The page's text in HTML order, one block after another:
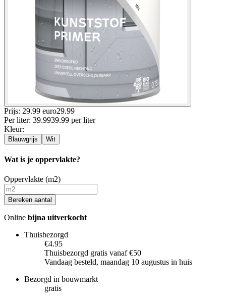
Prijs: 29.99 euro29.99
Per liter: 39.9939.99 per liter
Kleur:
Blauwgrijs Wit
Wat is je oppervlakte?
Oppervlakte (m2)
Bereken aantal
Online bijna uitverkocht
Thuisbezorgd
€4.95
Thuisbezorgd gratis vanaf €50
Vandaag besteld, maandag 10 augustus in huis
Bezorgd in bouwmarkt
gratis